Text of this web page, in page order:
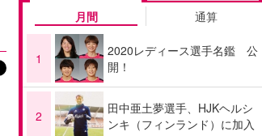
月間 通算
1
2020レディース選手名鑑 公
開！
2
田中亜土夢選手、HJKヘルシ
ンキ（フィンランド）に加入